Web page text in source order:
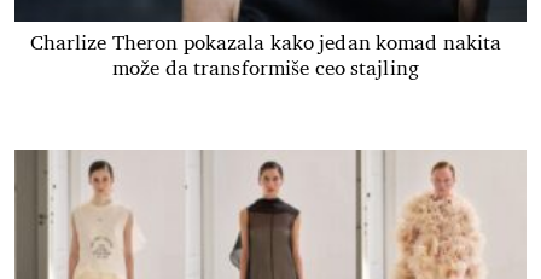
Charlize Theron pokazala kako jedan komad nakita
može da transformiše ceo stajling